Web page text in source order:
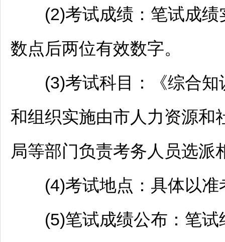
(2)考试成绩：笔试成绩
数点后两位有效数字。
(3)考试科目：《综合知
和组织实施由市人力资源和
局等部门负责考务人员选派
(4)考试地点：具体以准
(5)笔试成绩公布：笔试